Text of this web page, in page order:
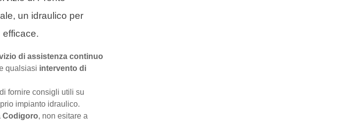
un idraulico per
di assistenza continuo
qualsiasi intervento di
fornire consigli utili su
impianto idraulico.
Codigoro, non esitare a